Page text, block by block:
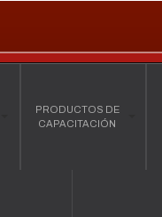
PRODUCTOS DE
CAPACITACIÓN